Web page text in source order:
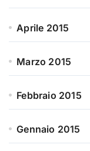
Aprile 2015
Marzo 2015
Febbraio 2015
Gennaio 2015